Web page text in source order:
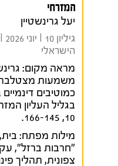
המזרחי
יעל גרינשטיין
הישראלי
מראה מקום:
משמעות
כמוטיבים
בגליל העליון
10, 166-145.
מילות מפתח: בית,
"חרבות ברזל",
צפונית, תהליך